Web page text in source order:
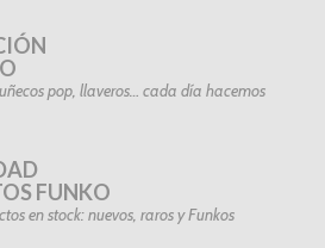
pop, llaveros… cada día hacemos
FUNKO
en stock: nuevos, raros y Funkos